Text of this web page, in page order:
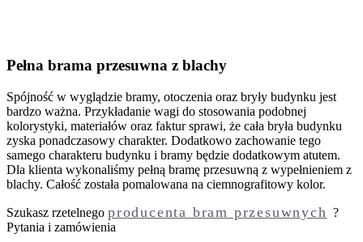
Pełna brama przesuwna z blachy
Spójność w wyglądzie bramy, otoczenia oraz bryły budynku jest
bardzo ważna. Przykładanie wagi do stosowania podobnej
kolorystyki, materiałów oraz faktur sprawi, że cała bryła budynku
zyska ponadczasowy charakter. Dodatkowo zachowanie tego
samego charakteru budynku i bramy będzie dodatkowym atutem.
Dla klienta wykonaliśmy pełną bramę przesuwną z wypełnieniem z
blachy. Całość została pomalowana na ciemnografitowy kolor.
Szukasz rzetelnego producenta bram przesuwnych ?
Pytania i zamówienia